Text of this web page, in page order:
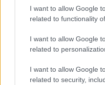
I want to allow Google
related to functionality
I want to allow Google
related to
I want to allow Google
related to security,
nav – kaut kas ir greizi
ar jauno promenādi